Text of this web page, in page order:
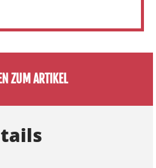
ZUM ARTIKEL